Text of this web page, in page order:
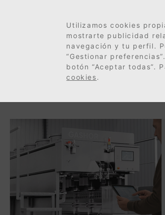
Etiqueta:
Utilizamos cookies
mostrarte publicidad
navegación y tu perfil.
“Gestionar
botón “Aceptar todas”.
cookies.